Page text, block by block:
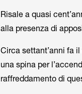
Risale a quasi
alla presenza di
Circa settant’anni fa
una spina per
raffreddamento di